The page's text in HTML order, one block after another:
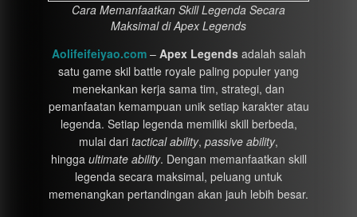
Cara Memanfaatkan Skill Legenda Secara
Maksimal di Apex Legends
Aolifeifeiyao.com– Apex Legendsadalah salah
satu game skil battle royale paling populer yang
menekankan kerja sama tim, strategi, dan
pemanfaatan kemampuan unik setiap karakter atau
legenda. Setiap legenda memiliki skill berbeda,
mulai dari tactical ability, passive ability,
hingga ultimate ability. Dengan memanfaatkan skill
legenda secara maksimal, peluang untuk
memenangkan pertandingan akan jauh lebih besar.